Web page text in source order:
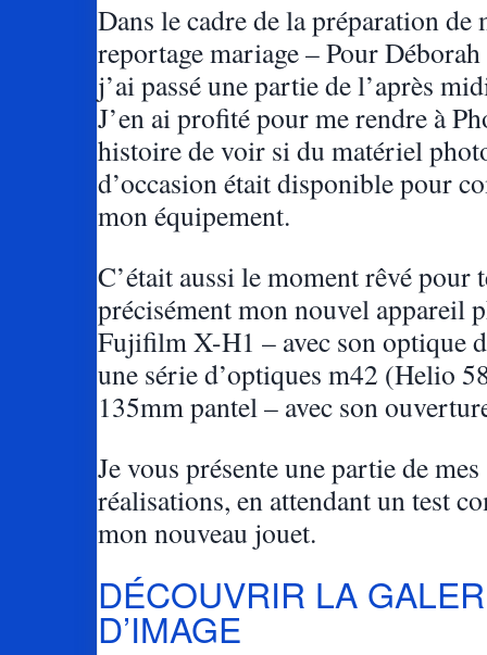
Dans le cadre de la préparation de
reportage mariage – Pour
j’ai passé une partie de l’après
J’en ai profité pour me rendre à
histoire de voir si du matériel
d’occasion était disponible pour
mon équipement.
C’était aussi le moment rêvé pour
précisément mon nouvel appareil
Fujifilm X-H1 – avec son optique
une série d’optiques m42 (Helio
135mm pantel – avec son
Je vous présente une partie de mes
réalisations, en attendant un test
mon nouveau jouet.
DÉCOUVRIR LA
D’IMAGE